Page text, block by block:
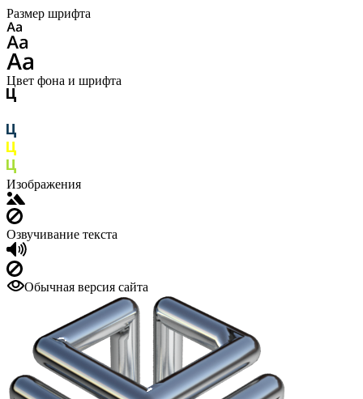
Размер шрифта
Цвет фона и шрифта
Изображения
Озвучивание текста
Обычная версия сайта